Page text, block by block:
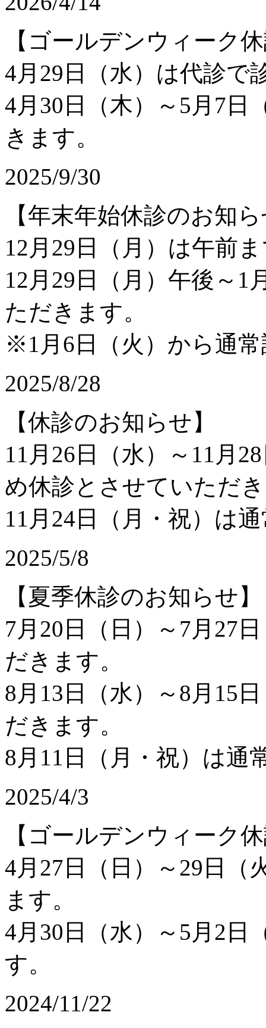
【ゴールデンウィーク
4月29日（水）は代診で
4月30日（木）～5月7日
きます。
2025/9/30
【年末年始休診のお知
12月29日（月）は午前
12月29日（月）午後～1
ただきます。
※1月6日（火）から通
2025/8/28
【休診のお知らせ】
11月26日（水）～11月
め休診とさせていただ
11月24日（月・祝）は
2025/5/8
【夏季休診のお知らせ】
7月20日（日）～7月27
だきます。
8月13日（水）～8月15
だきます。
8月11日（月・祝）は通
2025/4/3
【ゴールデンウィーク
4月27日（日）～29日（
ます。
4月30日（水）～5月2日
す。
2024/11/22